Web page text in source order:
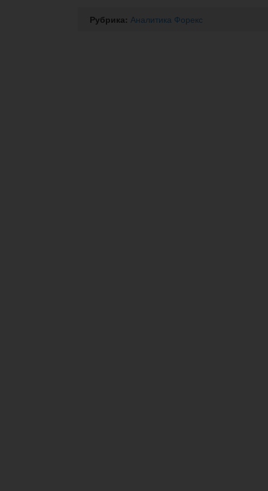
Рубрика: Аналитика Форекс